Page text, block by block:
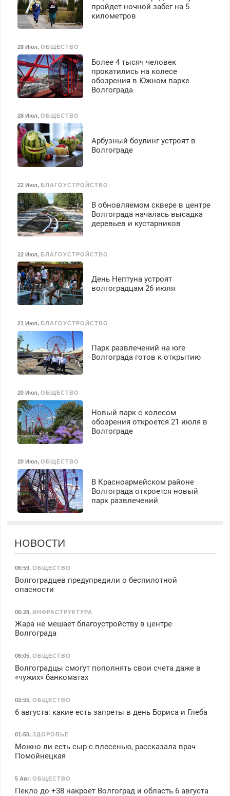
безопасности с з/п до
125000 руб.
пройдет ночной забег на 5
километров
28 Июл, ОБЩЕСТВО
Более 4 тысяч человек
прокатились на колесе
обозрения в Южном парке
Волгограда
28 Июл, ОБЩЕСТВО
Арбузный боулинг устроят в
Волгограде
22 Июл, БЛАГОУСТРОЙСТВО
В обновляемом сквере в центре
Волгограда началась высадка
деревьев и кустарников
22 Июл, БЛАГОУСТРОЙСТВО
День Нептуна устроят
волгоградцам 26 июля
21 Июл, БЛАГОУСТРОЙСТВО
Парк развлечений на юге
Волгограда готов к открытию
20 Июл, ОБЩЕСТВО
Новый парк с колесом
обозрения откроется 21 июля в
Волгограде
20 Июл, ОБЩЕСТВО
В Красноармейском районе
Волгограда откроется новый
парк развлечений
НОВОСТИ
06:59, ОБЩЕСТВО
Волгоградцев предупредили о беспилотной
опасности
06:28, ИНФРАСТРУКТУРА
Жара не мешает благоустройству в центре
Волгограда
06:05, ОБЩЕСТВО
Волгоградцы смогут пополнять свои счета даже в
«чужих» банкоматах
02:55, ОБЩЕСТВО
6 августа: какие есть запреты в день Бориса и Глеба
01:50, ЗДОРОВЬЕ
Можно ли есть сыр с плесенью, рассказала врач
Помойнецкая
5 Авг, ОБЩЕСТВО
Пекло до +38 накроет Волгоград и область 6 августа